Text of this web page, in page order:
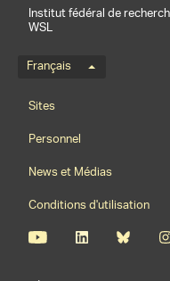
Institut fédéral de
WSL
Menu de
Français
Sites
Personnel
News et Médias
Conditions d'utilisation